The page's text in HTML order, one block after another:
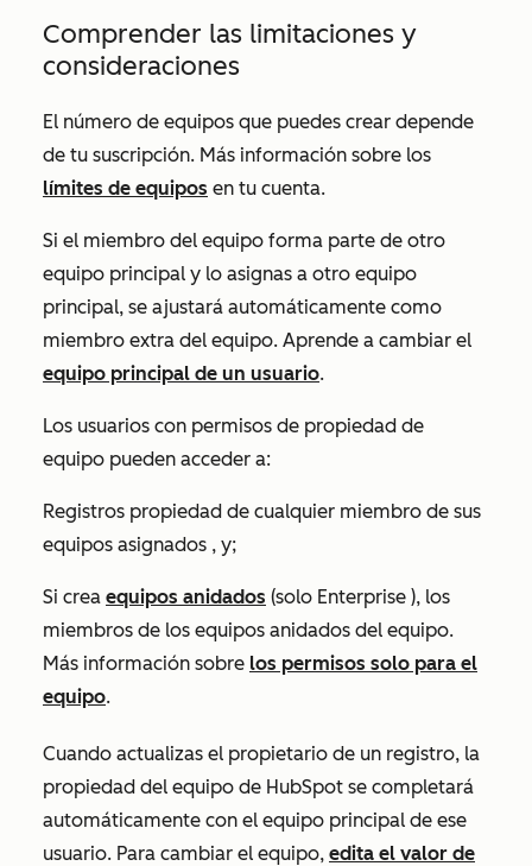
Comprender las limitaciones y
consideraciones
El número de equipos que puedes crear depende
de tu suscripción. Más información sobre los
límites de equipos en tu cuenta.
Si el miembro del equipo forma parte de otro
equipo principal y lo asignas a otro equipo
principal, se ajustará automáticamente como
miembro extra del equipo. Aprende a cambiar el
equipo principal de un usuario.
Los usuarios con permisos de propiedad de
equipo pueden acceder a:
Registros propiedad de cualquier miembro de sus
equipos asignados , y;
Si crea equipos anidados (solo Enterprise ), los
miembros de los equipos anidados del equipo.
Más información sobre los permisos solo para el
equipo.
Cuando actualizas el propietario de un registro, la
propiedad del equipo de HubSpot se completará
automáticamente con el equipo principal de ese
usuario. Para cambiar el equipo, edita el valor de